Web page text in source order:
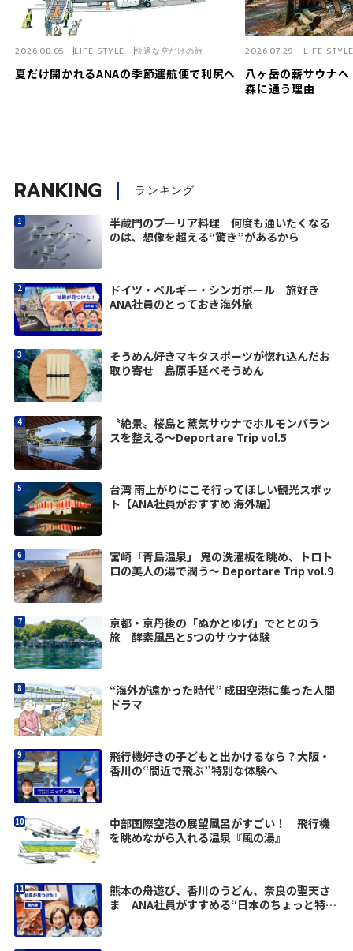
夏だけ開かれるANAの季節運航便で利尻へ
2026.08.05 LIFE STYLE 快適な空だけの旅
八ヶ岳の薪サウナ
森に通う理由
2026.07.29 LIFE
RANKING ランキング
半蔵門のプーリア料理 何度も通いたくなる
のは、想像を超える“驚き”があるから
ドイツ・ベルギー・シンガポール 旅好き
ANA社員のとっておき海外旅
そうめん好きマキタスポーツが惚れ込んだお
取り寄せ 島原手延べそうめん
〝絶景〟桜島と蒸気サウナでホルモンバラン
スを整える〜Deportare Trip vol.5
台湾 雨上がりにこそ行ってほしい観光スポッ
ト【ANA社員がおすすめ 海外編】
宮崎「青島温泉」 鬼の洗濯板を眺め、トロト
ロの美人の湯で潤う〜 Deportare Trip vol.9
京都・京丹後の「ぬかとゆげ」でととのう
旅 酵素風呂と5つのサウナ体験
“海外が遠かった時代” 成田空港に集った人間
ドラマ
飛行機好きの子どもと出かけるなら？大阪・
香川の“間近で飛ぶ”特別な体験へ
中部国際空港の展望風呂がすごい！ 飛行機
を眺めながら入れる温泉『風の湯』
熊本の舟遊び、香川のうどん、奈良の聖天さ
ま ANA社員がすすめる“日本のちょっと特別